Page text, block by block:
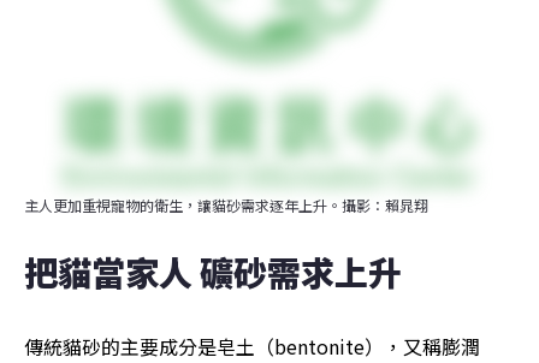
主人更加重視寵物的衛生，讓貓砂需求逐年上升。攝影：賴晁翔
把貓當家人 礦砂需求上升
傳統貓砂的主要成分是皂土（bentonite），又稱膨潤